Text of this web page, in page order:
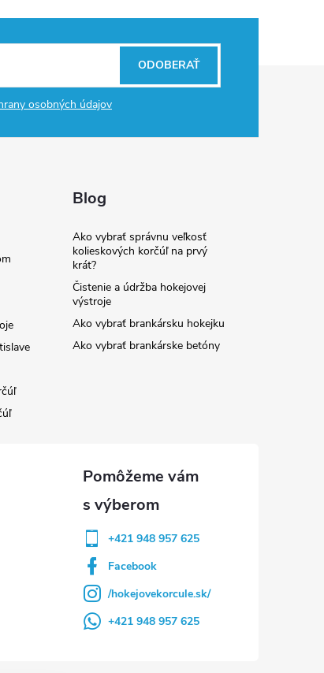
osobných údajov
ODOBERAŤ
Blog
Ako vybrať správnu veľkosť
kolieskových korčúľ na prvý
krát?
Čistenie a údržba hokejovej
výstroje
Ako vybrať brankársku hokejku
Ako vybrať brankárske betóny
+421 948 957 625
Facebook
/hokejovekorcule.sk/
+421 948 957 625